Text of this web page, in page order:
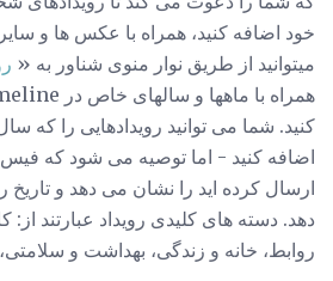
خود اضافه کنید، همراه با عکس ها و
میتوانید از طریق نوار منوی شناور به «
کنید. شما می توانید رویدادهایی را که
اضافه کنید - اما توصیه می شود که فیس
ارسال کرده اید را نشان می دهد و تاریخ
دهد. دسته های کلیدی رویداد عبارتند از:
روابط، خانه و زندگی، بهداشت و